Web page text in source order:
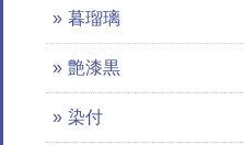
暮瑠璃
艶漆黒
染付